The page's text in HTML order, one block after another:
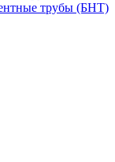
трубы (БНТ)